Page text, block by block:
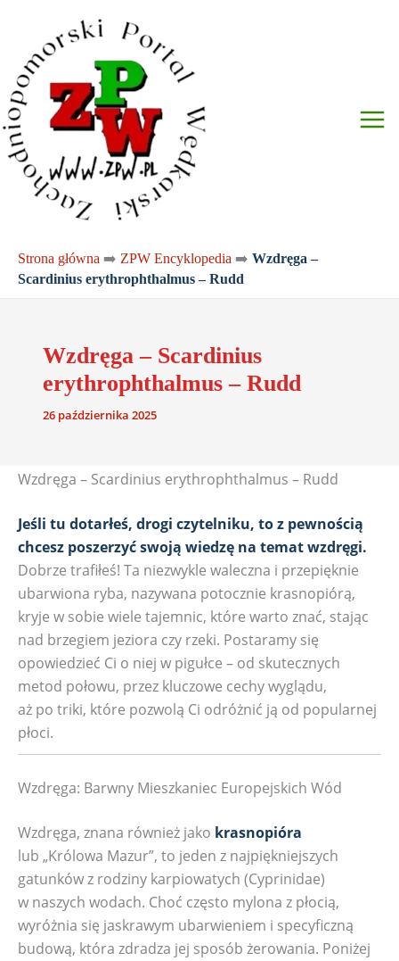
treści
Strona główna ➡️ ZPW Encyklopedia ➡️ Wzdręga –
Scardinius erythrophthalmus – Rudd
Wzdręga – Scardinius
erythrophthalmus – Rudd
26 października 2025
Wzdręga – Scardinius erythrophthalmus – Rudd
Jeśli tu dotarłeś, drogi czytelniku, to z pewnością
chcesz poszerzyć swoją wiedzę na temat wzdręgi.
Dobrze trafiłeś! Ta niezwykle waleczna i przepięknie
ubarwiona ryba, nazywana potocznie krasnopiórą,
kryje w sobie wiele tajemnic, które warto znać, stając
nad brzegiem jeziora czy rzeki. Postaramy się
opowiedzieć Ci o niej w pigułce – od skutecznych
metod połowu, przez kluczowe cechy wyglądu,
aż po triki, które pozwolą Ci odróżnić ją od popularnej
płoci.
Wzdręga: Barwny Mieszkaniec Europejskich Wód
Wzdręga, znana również jako krasnopióra
lub „Królowa Mazur”, to jeden z najpiękniejszych
gatunków z rodziny karpiowatych (Cyprinidae)
w naszych wodach. Choć często mylona z płocią,
wyróżnia się jaskrawym ubarwieniem i specyficzną
budową, która zdradza jej sposób żerowania. Poniżej